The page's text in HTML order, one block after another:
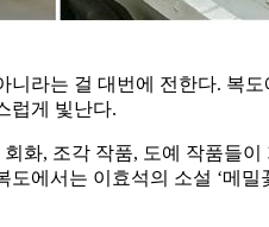
라는 걸 대번에 전한다. 복
럽게 빛난다.
화, 조각 작품, 도예 작품들
에서는 이효석의 소설 ‘메